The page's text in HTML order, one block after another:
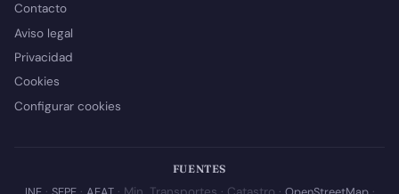
Contacto
Aviso legal
Privacidad
Cookies
Configurar cookies
FUENTES